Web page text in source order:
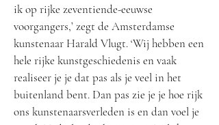
ik op rijke zeventiende-eeuwse
voorgangers,’ zegt de Amsterdamse
kunstenaar Harald Vlugt. ‘Wij hebben een
hele rijke kunstgeschiedenis en vaak
realiseer je je dat pas als je veel in het
buitenland bent. Dan pas zie je je hoe rijk
ons kunstenaarsverleden is en dan voel je